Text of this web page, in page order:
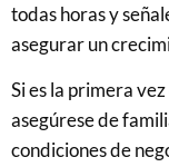
todas horas y
asegurar un
Si es la primera
asegúrese de
condiciones de